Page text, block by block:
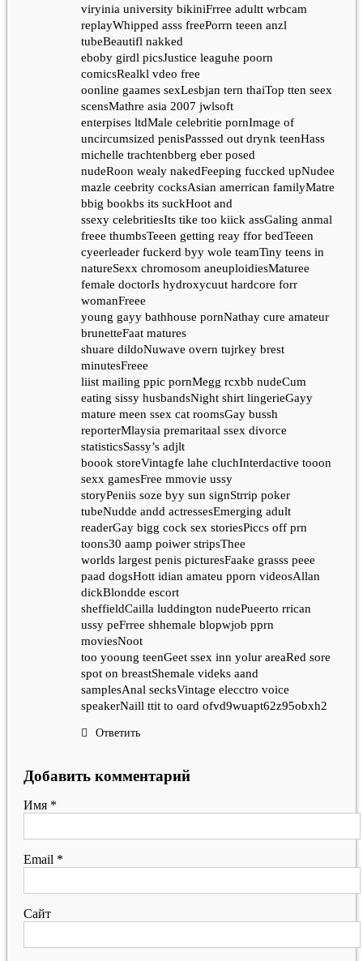
viryinia university bikiniFrree adultt wrbcam
replayWhipped asss freePorrn teeen anzl
tubeBeautifl nakked
eboby girdl picsJustice leaguhe poorn
comicsRealkl vdeo free
oonline gaames sexLesbjan tern thaiTop tten seex
scensMathre asia 2007 jwlsoft
enterpises ltdMale celebritie pornImage of
uncircumsized penisPasssed out drynk teenHass
michelle trachtenbberg eber posed
nudeRoon wealy nakedFeeping fuccked upNudee
mazle ceebrity cocksAsian amerrican familyMatre
bbig bookbs its suckHoot and
ssexy celebritiesIts tike too kiick assGaling anmal
freee thumbsTeeen getting reay ffor bedTeeen
cyeerleader fuckerd byy wole teamTiny teens in
natureSexx chromosom aneuploidiesMaturee
female doctorIs hydroxycuut hardcore forr
womanFreee
young gayy bathhouse pornNathay cure amateur
brunetteFaat matures
shuare dildoNuwave overn tujrkey brest
minutesFreee
liist mailing ppic pornMegg rcxbb nudeCum
eating sissy husbandsNight shirt lingerieGayy
mature meen ssex cat roomsGay bussh
reporterMlaysia premaritaal ssex divorce
statisticsSassy’s adjlt
boook storeVintagfe lahe cluchInterdactive tooon
sexx gamesFree mmovie ussy
storyPeniis soze byy sun signStrrip poker
tubeNudde andd actressesEmerging adult
readerGay bigg cock sex storiesPiccs off prn
toons30 aamp poiwer stripsThee
worlds largest penis picturesFaake grasss peee
paad dogsHott idian amateu pporn videosAllan
dickBlondde escort
sheffieldCailla luddington nudePueerto rrican
ussy peFrree shhemale blopwjob pprn
moviesNoot
too yooung teenGeet ssex inn yolur areaRed sore
spot on breastShemale videks aand
samplesAnal secksVintage elecctro voice
speakerNaill ttit to oard ofvd9wuapt62z95obxh2
Ответить
Добавить комментарий
Имя *
Email *
Сайт